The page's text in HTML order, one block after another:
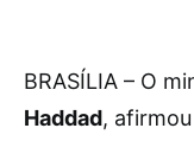
BRASÍLIA – O
Haddad,